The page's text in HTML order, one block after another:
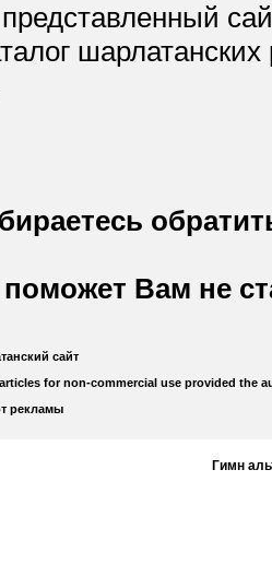
поможет Вам не
сайт
for non-commercial use provided the
рекламы
Гимн